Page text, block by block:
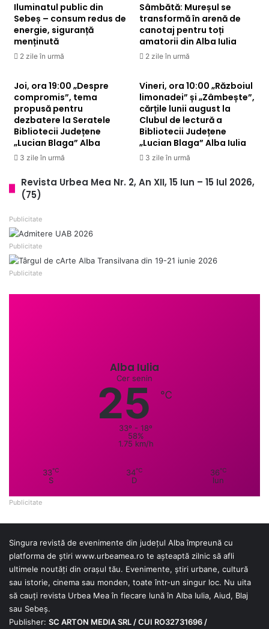
Iluminatul public din
Sebeș – consum redus de
energie, siguranță
menținută
2 zile în urmă
Sâmbătă: Mureșul se
transformă în arenă de
canotaj pentru toți
amatorii din Alba Iulia
2 zile în urmă
Joi, ora 19:00 „Despre
compromis”, tema
propusă pentru
dezbatere la Seratele
Bibliotecii Județene
„Lucian Blaga” Alba
3 zile în urmă
Vineri, ora 10:00 „Războiul
limonadei” și „Zâmbește”,
cărțile lunii august la
Clubul de lectură a
Bibliotecii Județene
„Lucian Blaga” Alba Iulia
3 zile în urmă
Revista Urbea Mea Nr. 2, An XII, 15 Iun – 15 Iul 2026,
(75)
Publicitate
Publicitate
Publicitate
Alba Iulia
Cer senin
25 ℃
33º - 18º
58%
1.75 km/h
33℃
S
34℃
D
36℃
lun
Publicitate
Singura revistă de evenimente din județul Alba împreună cu
platforma de știri www.urbeamea.ro te așteaptă zilnic să afli
ultimele noutăți din orașul tău. Evenimente, știri urbane, cultură
sau istorie, cinema sau monden, toate într-un singur loc. Nu uita
să cauți revista Urbea Mea în fiecare lună în Alba Iulia, Aiud, Blaj
sau Sebeș.
Publisher: SC ARTON MEDIA SRL / CUI RO32731696 /